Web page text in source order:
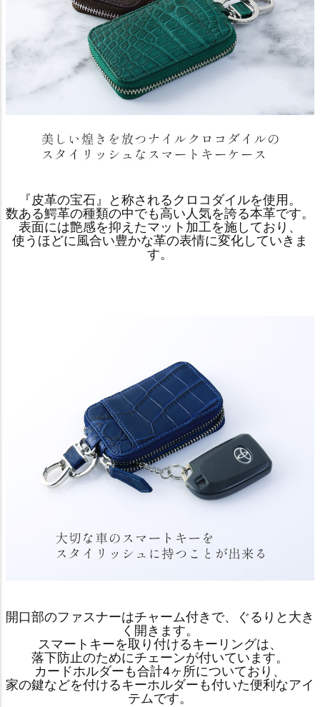
『皮革の宝石』と称されるクロコダイルを使用。
数ある鰐革の種類の中でも高い人気を誇る本革です。
表面には艶感を抑えたマット加工を施しており、
使うほどに風合い豊かな革の表情に変化していきま
す。
開口部のファスナーはチャーム付きで、ぐるりと大き
く開きます。
スマートキーを取り付けるキーリングは、
落下防止のためにチェーンが付いています。
カードホルダーも合計4ヶ所についており、
家の鍵などを付けるキーホルダーも付いた便利なアイ
テムです。